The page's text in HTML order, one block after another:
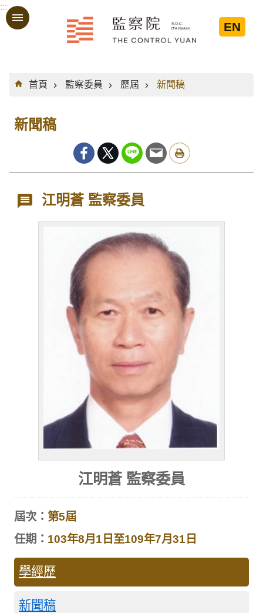
跳到主要內容區塊
:::
EN
:::
首頁
監察委員 歷屆 新聞稿
新聞稿
江明蒼 監察委員
江明蒼 監察委員
屆次： 第5屆
任期： 103年8月1日至109年7月31日
學經歷
新聞稿